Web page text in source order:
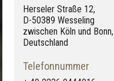
Herseler Straße 12,
D-50389 Wesseling
zwischen Köln und Bonn,
Deutschland
Telefonnummer